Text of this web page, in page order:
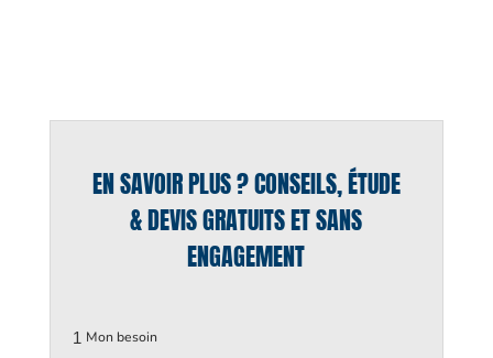
EN SAVOIR PLUS ? CONSEILS, ÉTUDE
& DEVIS GRATUITS ET SANS
ENGAGEMENT
1 Mon besoin